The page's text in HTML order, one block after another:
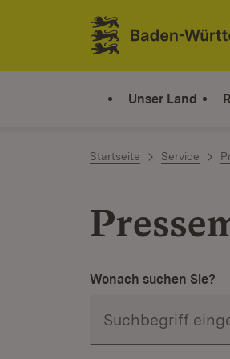
Zum Inhalt springen
Link zur Startseite
Unser Land
Startseite Service
Wonach suchen Sie?